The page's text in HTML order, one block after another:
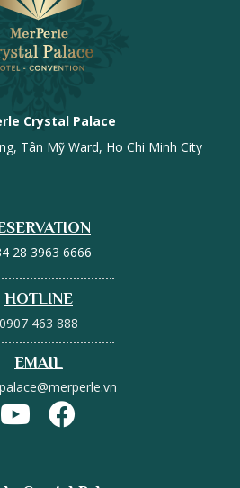
Crystal Palace
Tân Mỹ Ward, Ho Chi Minh City
28 3963 6666
HOTLINE
0907 463 888
EMAIL